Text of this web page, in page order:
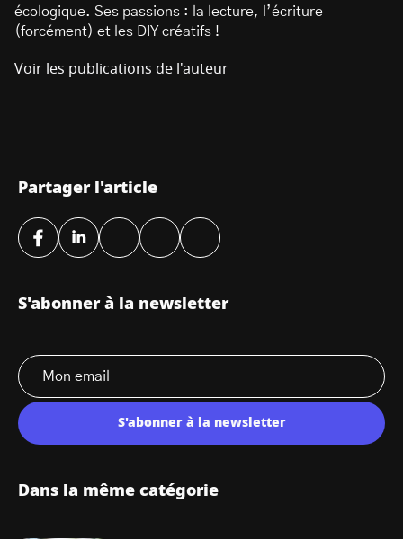
écologique. Ses passions : la lecture, l’écriture
(forcément) et les DIY créatifs !
Voir les publications de l'auteur
Partager l'article
S'abonner à la newsletter
S'abonner à la newsletter
Dans la même catégorie